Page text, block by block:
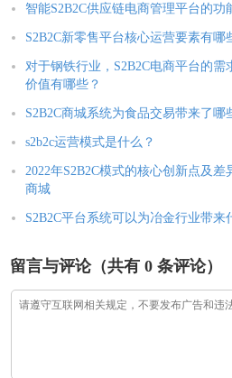
智能S2B2C供应链电商管理平台的功
S2B2C新零售平台核心运营要素有哪
对于钢铁行业，S2B2C电商平台的需
价值有哪些？
S2B2C商城系统为食品交易带来了哪
s2b2c运营模式是什么？
2022年S2B2C模式的核心创新点及
商城
S2B2C平台系统可以为冶金行业带来
留言与评论（共有 0 条评论）